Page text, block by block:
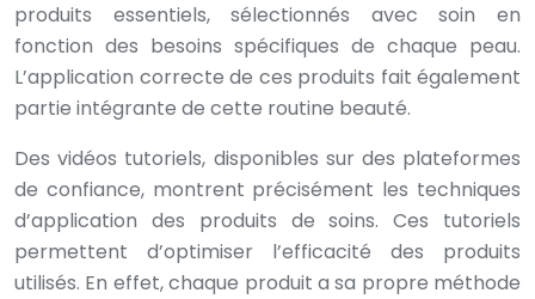
produits essentiels, sélectionnés avec soin en
fonction des besoins spécifiques de chaque peau.
L’application correcte de ces produits fait également
partie intégrante de cette routine beauté.
Des vidéos tutoriels, disponibles sur des plateformes
de confiance, montrent précisément les techniques
d’application des produits de soins. Ces tutoriels
permettent d’optimiser l’efficacité des produits
utilisés. En effet, chaque produit a sa propre méthode